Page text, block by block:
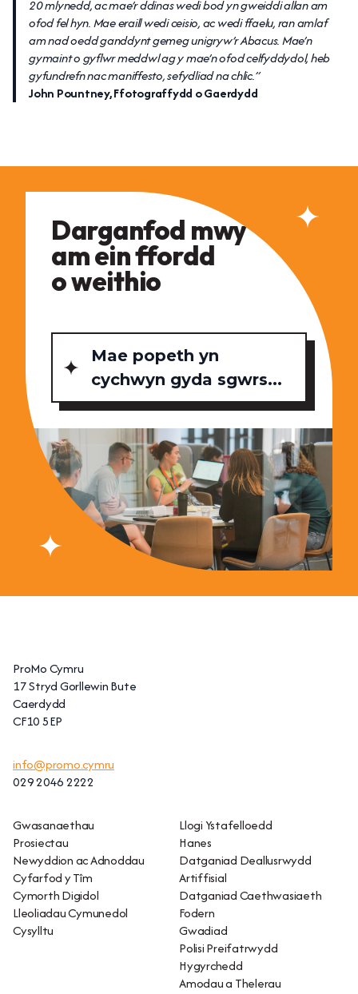
20 mlynedd, ac mae’r ddinas wedi bod yn gweiddi allan am
ofod fel hyn. Mae eraill wedi ceisio, ac wedi ffaelu, ran amlaf
am nad oedd ganddynt gemeg unigryw’r Abacus. Mae’n
gymaint o gyflwr meddwl ag y mae’n ofod celfyddydol, heb
gyfundrefn nac maniffesto, sefydliad na chlic.”
John Pountney, Ffotograffydd o Gaerdydd
Darganfod mwy
am ein ffordd
o weithio
Mae popeth yn
cychwyn gyda sgwrs...
ProMo Cymru
17 Stryd Gorllewin Bute
Caerdydd
CF10 5EP
info@promo.cymru
029 2046 2222
Gwasanaethau
Prosiectau
Newyddion ac Adnoddau
Cyfarfod y Tîm
Cymorth Digidol
Lleoliadau Cymunedol
Cysylltu
Llogi Ystafelloedd
Hanes
Datganiad Deallusrwydd
Artiffisial
Datganiad Caethwasiaeth
Fodern
Gwadiad
Polisi Preifatrwydd
Hygyrchedd
Amodau a Thelerau